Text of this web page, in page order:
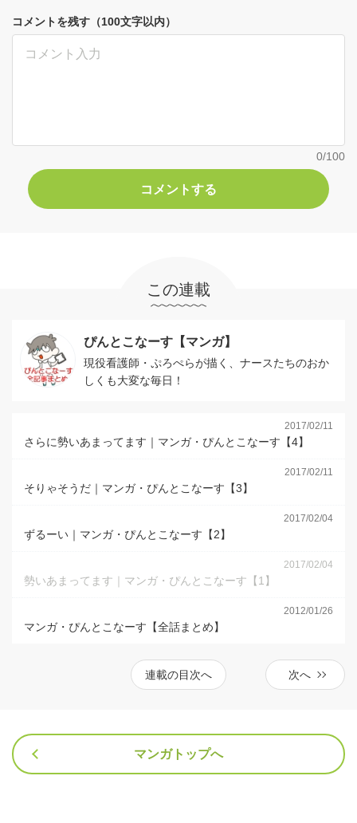
コメントを残す（100文字以内）
0/100
この連載
ぴんとこなーす【マンガ】
現役看護師・ぷろぺらが描く、ナースたちのおか
しくも大変な毎日！
2017/02/11
さらに勢いあまってます｜マンガ・ぴんとこなーす【4】
2017/02/11
そりゃそうだ｜マンガ・ぴんとこなーす【3】
2017/02/04
ずるーい｜マンガ・ぴんとこなーす【2】
2017/02/04
勢いあまってます｜マンガ・ぴんとこなーす【1】
2012/01/26
マンガ・ぴんとこなーす【全話まとめ】
連載の目次へ 次へ
マンガトップへ